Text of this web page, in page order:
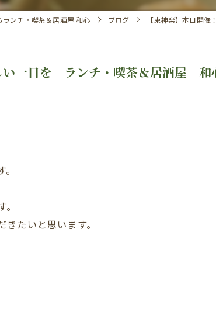
ンチ・喫茶＆居酒屋 和心 ブログ 【東神楽】本日開
い一日を｜ランチ・喫茶＆居酒屋 和
たいと思います。